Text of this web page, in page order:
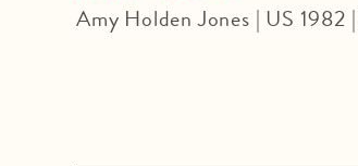
Amy Holden Jones | US 1982